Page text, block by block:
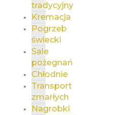
tradycyjny
Kremacja
Pogrzeb
świecki
Sale
pożegnań
Chłodnie
Transport
zmarłych
Nagrobki